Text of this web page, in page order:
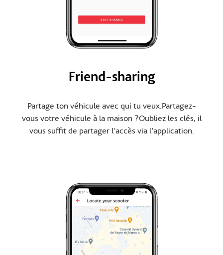
Friend-sharing
Partage ton véhicule avec qui tu veux.Partagez-
vous votre véhicule à la maison ?Oubliez les clés, il
vous suffit de partager l’accès via l’application.